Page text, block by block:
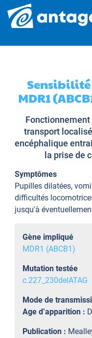
Sensibilité
MDR1
transport
encéphalique
la prise de
Symptômes
Pupilles dilatées,
difficultés
jusqu'à
Gène impliqué
MDR1 (ABCB1)
Mutation testée
c.227_230delATAG
Mode de
Age d’apparition :
Publication :